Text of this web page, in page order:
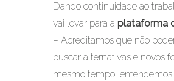
Dando continuidade ao
vai levar para a plataforma
– Acreditamos que não
buscar alternativas e novos
mesmo tempo, entendemos